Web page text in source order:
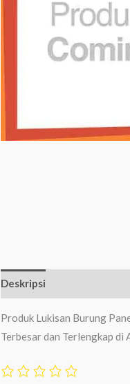
Deskripsi
Produk Lukisan Burung
Terbesar dan Terlengkap di